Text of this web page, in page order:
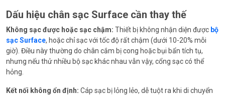
Dấu hiệu chân sạc Surface cần thay thế
Không sạc được hoặc sạc chậm: Thiết bị không nhận diện được bộ
sạc Surface, hoặc chỉ sạc với tốc độ rất chậm (dưới 10-20% mỗi
giờ). Điều này thường do chân cắm bị cong hoặc bụi bẩn tích tụ,
nhưng nếu thử nhiều bộ sạc khác nhau vẫn vậy, cổng sạc có thể
hỏng.
Kết nối không ổn định: Cáp sạc bị lỏng lẻo, dễ tuột ra khi di chuyển